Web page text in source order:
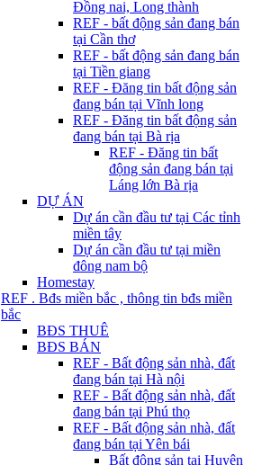
Đồng nai, Long thành
REF - bất động sản đang bán
tại Cần thơ
REF - bất động sản đang bán
tại Tiền giang
REF - Đăng tin bất động sản
đang bán tại Vĩnh long
REF - Đăng tin bất động sản
đang bán tại Bà rịa
REF - Đăng tin bất
động sản đang bán tại
Láng lớn Bà rịa
DỰ ÁN
Dự án cần đầu tư tại Các tỉnh
miền tây
Dự án cần đầu tư tại miền
đông nam bộ
Homestay
REF . Bđs miền bắc , thông tin bđs miền
bắc
BĐS THUÊ
BĐS BÁN
REF - Bất động sản nhà, đất
đang bán tại Hà nội
REF - Bất động sản nhà, đất
đang bán tại Phú thọ
REF - Bất động sản nhà, đất
đang bán tại Yên bái
Bất động sản tại Huyện